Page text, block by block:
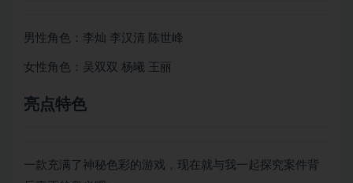
男性角色：李灿 李汉清 陈世峰
女性角色：吴双双 杨曦 王丽
亮点特色
一款充满了神秘色彩的游戏，现在就与我一起探究案件背